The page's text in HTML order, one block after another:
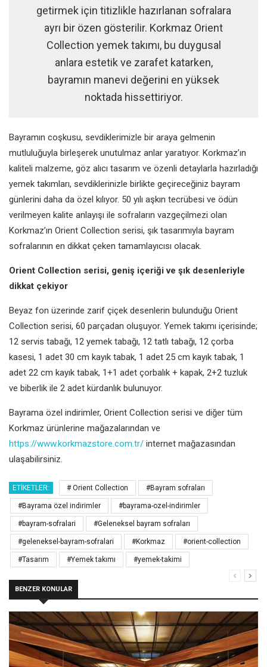
getirmek için titizlikle hazırlanan sofralara
ayrı bir özen gösterilir. Korkmaz Orient
Collection yemek takımı, bu duygusal
anlara estetik ve zarafet katarken,
bayramın manevi değerini en yüksek
noktada hissettiriyor.
Bayramın coşkusu, sevdiklerimizle bir araya gelmenin
mutluluğuyla birleşerek unutulmaz anlar yaratıyor. Korkmaz’ın
kaliteli malzeme, göz alıcı tasarım ve özenli detaylarla hazırladığı
yemek takımları, sevdiklerinizle birlikte geçireceğiniz bayram
günlerini daha da özel kılıyor. 50 yılı aşkın tecrübesi ve ödün
verilmeyen kalite anlayışı ile sofraların vazgeçilmezi olan
Korkmaz’ın Orient Collection serisi, şık tasarımıyla bayram
sofralarının en dikkat çeken tamamlayıcısı olacak.
Orient Collection serisi, geniş içeriği ve şık desenleriyle
dikkat çekiyor
Beyaz fon üzerinde zarif çiçek desenlerin bulunduğu Orient
Collection serisi, 60 parçadan oluşuyor. Yemek takımı içerisinde;
12 servis tabağı, 12 yemek tabağı, 12 tatlı tabağı, 12 çorba
kasesi, 1 adet 30 cm kayık tabak, 1 adet 25 cm kayık tabak, 1
adet 22 cm kayık tabak, 1+1 adet çorbalık + kapak, 2+2 tuzluk
ve biberlik ile 2 adet kürdanlık bulunuyor.
Bayrama özel indirimler, Orient Collection serisi ve diğer tüm
Korkmaz ürünlerine mağazalarından ve
https://www.korkmazstore.com.tr/ internet mağazasından
ulaşabilirsiniz.
ETIKETLER: # Orient Collection #Bayram sofraları
#Bayrama özel indirimler #bayrama-ozel-indirimler
#bayram-sofralari #Geleneksel bayram sofraları
#geleneksel-bayram-sofralari #Korkmaz #orient-collection
#Tasarım #Yemek takımı #yemek-takimi
BENZER KONULAR